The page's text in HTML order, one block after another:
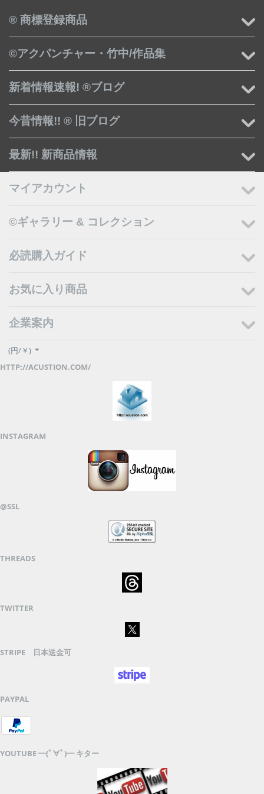
® 商標登録商品
©アクパンチャー・竹中/作品集
新着情報速報! ®ブログ
今昔情報!! ® 旧ブログ
最新!! 新商品情報
マイアカウント
©ギャラリー & コレクション
必読購入ガイド
お気に入り商品
企業案内
(円/￥)
HTTP://ACUSTION.COM/
INSTAGRAM
@SSL
THREADS
TWITTER
STRIPE 日本送金可
PAYPAL
YOUTUBE ━(ﾟ∀ﾟ)━ キター